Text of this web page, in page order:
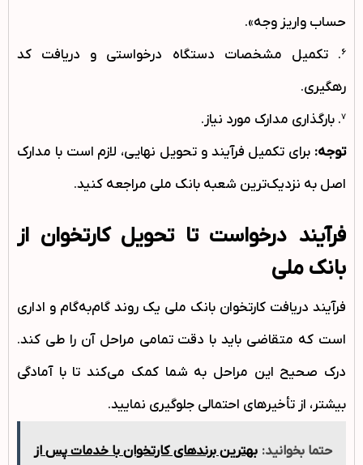
حساب واریز وجه».
6. تکمیل مشخصات دستگاه درخواستی و دریافت کد
رهگیری.
7. بارگذاری مدارک مورد نیاز.
توجه: برای تکمیل فرآیند و تحویل نهایی، لازم است با مدارک
اصل به نزدیک‌ترین شعبه بانک ملی مراجعه کنید.
فرآیند درخواست تا تحویل کارتخوان از
بانک ملی
فرآیند دریافت کارتخوان بانک ملی یک روند گام‌به‌گام و اداری
است که متقاضی باید با دقت تمامی مراحل آن را طی کند.
درک صحیح این مراحل به شما کمک می‌کند تا با آمادگی
بیشتر، از تأخیرهای احتمالی جلوگیری نمایید.
حتما بخوانید: بهترین برندهای کارتخوان با خدمات پس از